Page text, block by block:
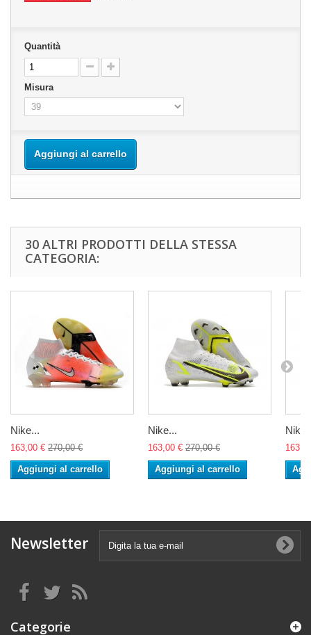
Quantità
Misura
Aggiungi al carrello
30 ALTRI PRODOTTI DELLA STESSA
CATEGORIA:
Nike...
163,00 € 270,00 €
Aggiungi al carrello
Nike...
163,00 € 270,00 €
Aggiungi al carrello
Newsletter
Categorie